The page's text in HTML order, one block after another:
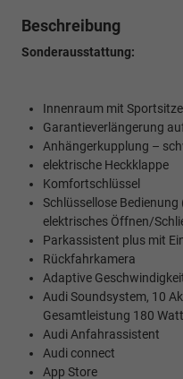
Beschreibung
Sonderausstattung:
Innenraum mit
Garantieverlängerung
Anhängerkupplung –
elektrische Heckklappe
Komfortschlüssel
Schlüssellose
elektrisches Öffnen/
Parkassistent plus mit
Rückfahrkamera
Adaptive
Audi Soundsystem, 10
Gesamtleistung 180 Watt
Audi Anfahrassistent
Audi connect
App Store